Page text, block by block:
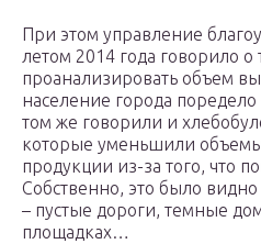
При этом управление
летом 2014 года говорило о
проанализировать объем
население города
том же говорили и
которые уменьшили
продукции из-за того, что
Собственно, это было
– пустые дороги, темные
площадках…